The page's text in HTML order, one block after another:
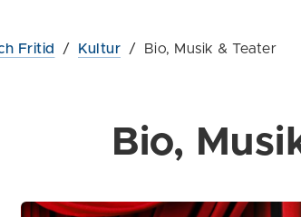
Fritid / Kultur / Bio, Musik & Teater
Bio,